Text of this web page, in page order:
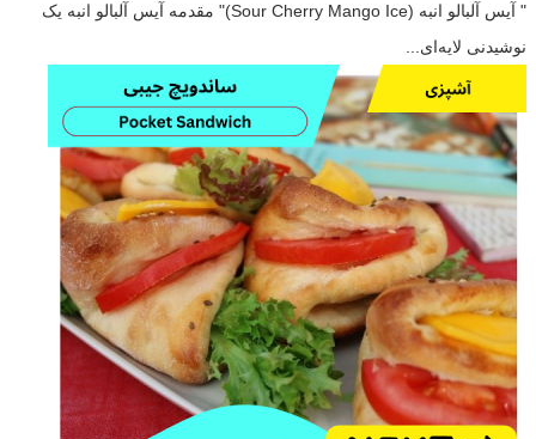
" آیس آلبالو انبه (Sour Cherry Mango Ice)" مقدمه آیس آلبالو انبه یک
نوشیدنی لایه‌ای...